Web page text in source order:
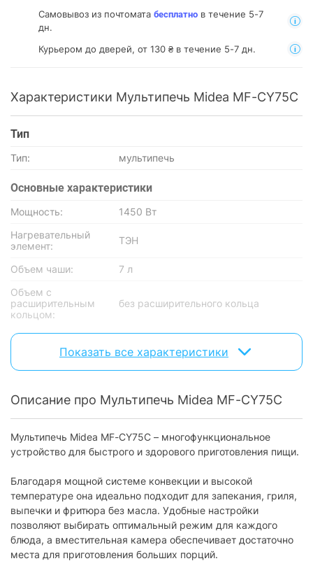
Самовывоз из почтомата бесплатно в течение 5-7
дн.
Курьером до дверей, от 130 ₴ в течение 5-7 дн.
Характеристики Мультипечь Midea MF-CY75C
Тип
Тип: мультипечь
Основные характеристики
Мощность:
1450 Вт
Нагревательный
элемент:
ТЭН
Объем чаши:
7 л
Объем с
расширительным
кольцом:
без расширительного кольца
Материал корпуса:
пластик
Рабочая
температура:
Модель: MF-CY75C
Тип управления: сенсорное управление
Оснащение
Дисплей:
с дисплеем
Таймер отсрочки
старта:
без таймера
Показать все характеристики
Описание про Мультипечь Midea MF-CY75C
Мультипечь Midea MF-CY75C – многофункциональное
устройство для быстрого и здорового приготовления пищи.
Благодаря мощной системе конвекции и высокой
температуре она идеально подходит для запекания, гриля,
выпечки и фритюра без масла. Удобные настройки
позволяют выбирать оптимальный режим для каждого
блюда, а вместительная камера обеспечивает достаточно
места для приготовления больших порций.